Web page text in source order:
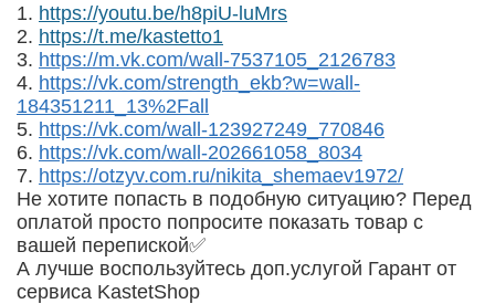
1. https://youtu.be/h8piU-luMrs
2. https://t.me/kastetto1
3. https://m.vk.com/wall-7537105_2126783
4. https://vk.com/strength_ekb?w=wall-
184351211_13%2Fall
5. https://vk.com/wall-123927249_770846
6. https://vk.com/wall-202661058_8034
7. https://otzyv.com.ru/nikita_shemaev1972/
Не хотите попасть в подобную ситуацию? Перед
оплатой просто попросите показать товар с
вашей перепиской✅
А лучше воспользуйтесь доп.услугой Гарант от
сервиса KastetShop